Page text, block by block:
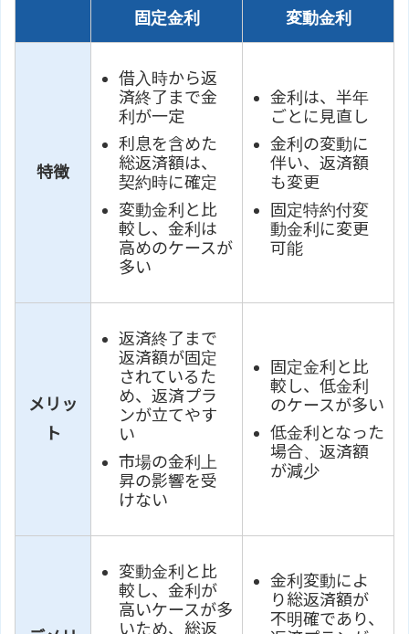
固定金利 変動金利
特徴
借入時から返
済終了まで金
利が一定
利息を含めた
総返済額は、
契約時に確定
変動金利と比
較し、金利は
高めのケースが
多い
金利は、半年
ごとに見直し
金利の変動に
伴い、返済額
も変更
固定特約付変
動金利に変更
可能
メリッ
ト
返済終了まで
返済額が固定
されているた
め、返済プラ
ンが立てやす
い
市場の金利上
昇の影響を受
けない
固定金利と比
較し、低金利
のケースが多い
低金利となった
場合、返済額
が減少
変動金利と比
較し、金利が
高いケースが多
いため、総返
金利変動によ
り総返済額が
不明確であり、